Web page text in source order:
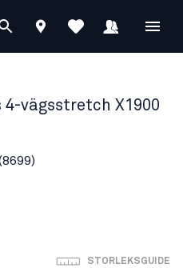
vägsstretch X1900
STORLEKSGUIDE